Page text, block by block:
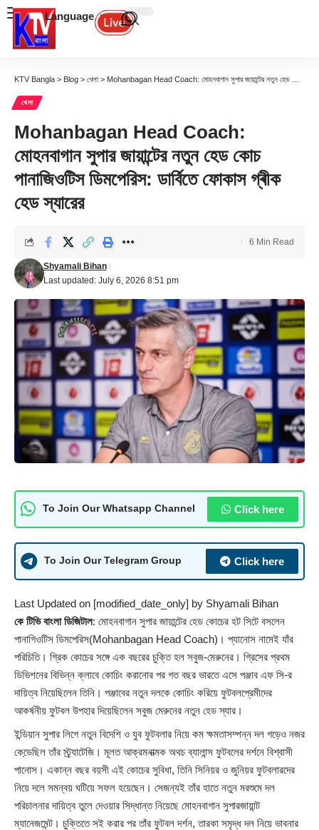
Language
KTV Bangla > Blog > খেলা > Mohanbagan Head Coach: মোহনবাগান সুপার জায়ান্টের নতুন হেড কোচ পানাজিওটিস ডিমপেরিস: ডার্বিতে ফোকাস গ্ৰীক হেড স্যারের
খেলা
Mohanbagan Head Coach:
মোহনবাগান সুপার জায়ান্টের নতুন হেড কোচ
পানাজিওটিস ডিমপেরিস: ডার্বিতে ফোকাস গ্ৰীক
হেড স্যারের
Last updated: July 6, 2026 8:51 pm
Shyamali Bihan
6 Min Read
To Join Our Whatsapp Channel Click here
To Join Our Telegram Group Click here
Last Updated on [modified_date_only] by Shyamali Bihan
কে টিভি বাংলা ডিজিটাল: মোহনবাগান সুপার জায়ান্টের হেড কোচের হট সিটে বসলেন
পানাগিওটিস ডিমপেরিস(Mohanbagan Head Coach)। প্যানোস নামেই যাঁর
পরিচিতি। গ্রিক কোচের সঙ্গে এক বছরের চুক্তি হল সবুজ-মেরুনের। গ্রিসের প্রথম
ডিভিশনের বিভিন্ন ক্লাবে কোচিং করানোর পর গত বছর ভারতে এসে পঞ্জাব এফ সি-র
দায়িত্ব নিয়েছিলেন তিনি। পঞ্জাবের নতুন দলকে কোচিং করিয়ে ফুটবলপ্রেমীদের
আকর্ষনীয় ফুটবল উপহার দিয়েছিলেন সবুজ মেরুনের নতুন হেড স্যার।
ইন্ডিয়ান সুপার লিগে নতুন বিদেশি ও যুব ফুটবলার নিয়ে কম ক্ষমতাসম্পন্ন দল গড়েও নজর
কেডে়ছিল তাঁর স্ট্র্যাটেজি। মূলত আক্রমনাত্মক অথচ ব্যালান্স ফুটবলের দর্শনে বিশ্বাসী
পানোস। একান্ন বছর বয়সী এই কোচের সুবিধা, তিনি সিনিয়র ও জুনিয়র ফুটবলারদের
নিয়ে দলে সমন্বয় ঘটিয়ে সফল হয়েছেন। সেজন্যই তাঁর হাতে নতুন মরশুমে দল
পরিচালনার দায়িত্ব তুলে দেওয়ার সিদ্ধান্ত নিয়েছে মোহনবাগান সুপারজায়ান্ট
ম্যানেজমেন্ট। চুক্তিতে সই করার পর তাঁর ফুটবল দর্শন, তারকা সমৃদ্ধ দল নিয়ে ভাবনার